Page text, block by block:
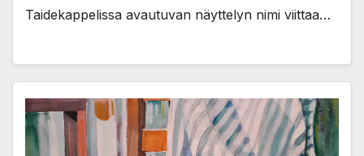
Taidekappelissa avautuvan näyttelyn nimi viittaa…